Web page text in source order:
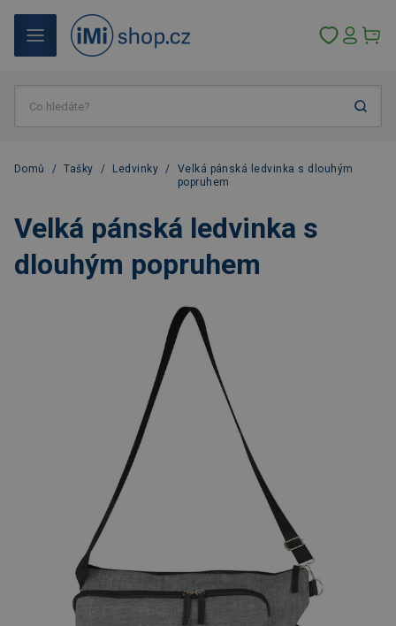
Domů / Tašky / Ledvinky /
Velká pánská ledvinka s dlouhým
popruhem
Velká pánská ledvinka s
dlouhým popruhem